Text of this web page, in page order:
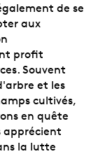
de se
aux
profit
Souvent
et les
cultivés,
en quête
apprécient
la lutte